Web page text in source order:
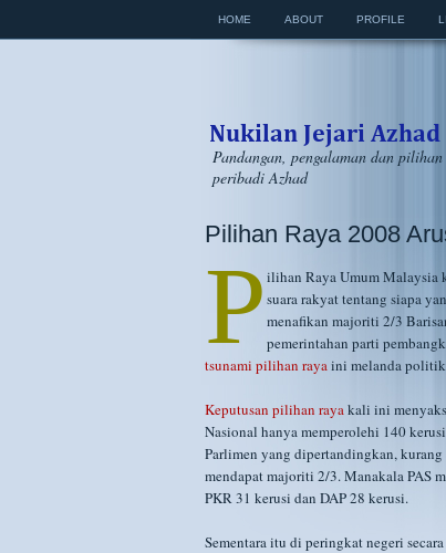
HOME ABOUT PROFILE
Pandangan, pengalaman dan pilihan
peribadi Azhad
Pilihan Raya 2008
P ilihan Raya Umum Malaysia
suara rakyat tentang siapa
menafikan majoriti 2/3
pemerintahan parti
tsunami pilihan rayaini melanda
Keputusan pilihan rayakali ini
Nasional hanya memperolehi 140
Parlimen yang dipertandingkan,
mendapat majoriti 2/3. Manakala PAS
PKR 31 kerusi dan DAP 28 kerusi.
Sementara itu di peringkat negeri